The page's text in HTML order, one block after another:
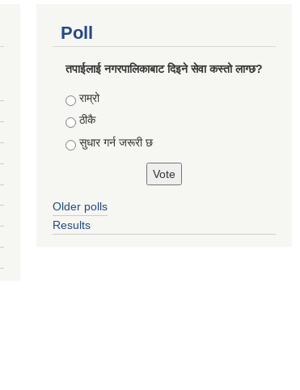
Poll
तपाईलाई नगरपालिकाबाट दिइने सेवा कस्तो लाग्छ?
Choices
राम्रो
ठीकै
सुधार गर्न जरूरी छ
Older polls
Results